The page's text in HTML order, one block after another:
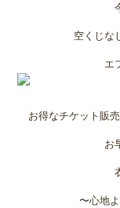
空くじな
エ
お得なチケット販
お
〜心地